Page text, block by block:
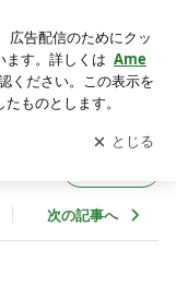
を受け取りまし
開く
次の記事へ